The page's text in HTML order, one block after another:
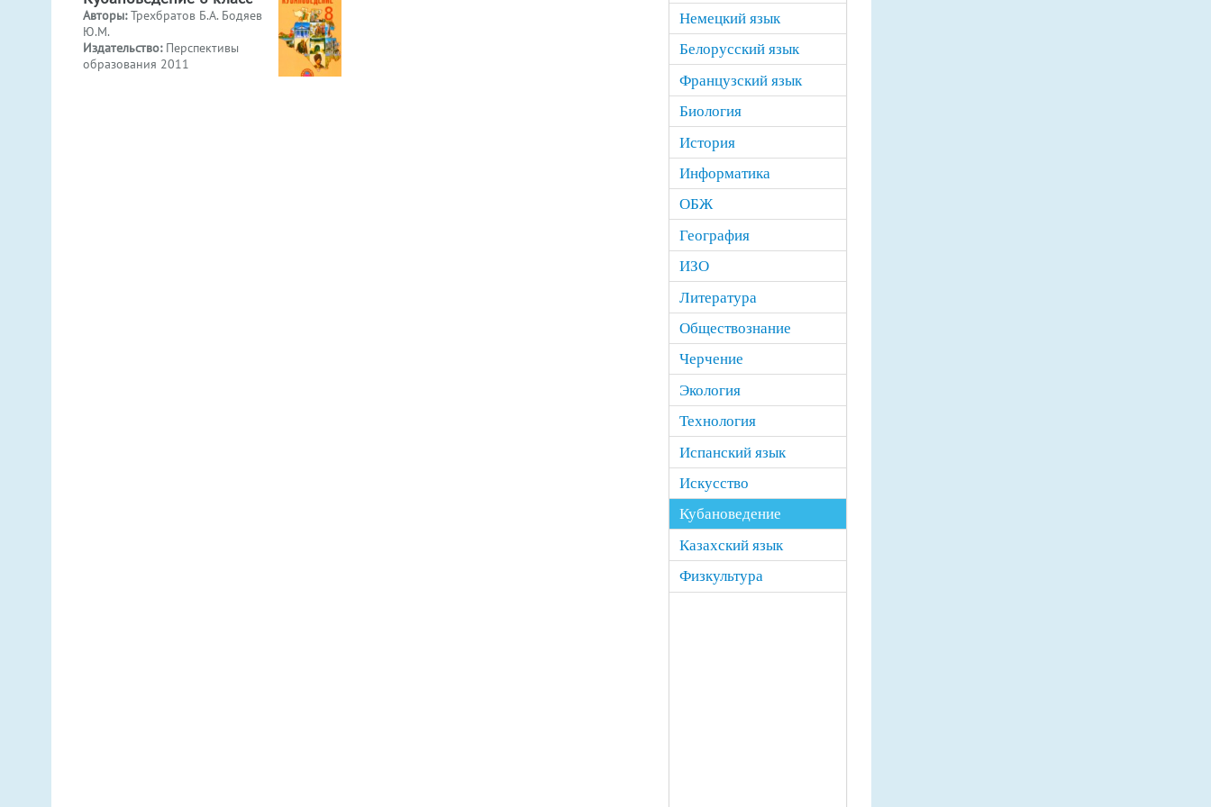
Авторы:Трехбратов Б.А. Бодяев
Ю.М.
Издательство: Перспективы
образования 2011
Немецкий язык
Белорусский язык
Французский язык
Биология
История
Информатика
ОБЖ
География
ИЗО
Литература
Обществознание
Черчение
Экология
Технология
Испанский язык
Искусство
Кубановедение
Казахский язык
Физкультура